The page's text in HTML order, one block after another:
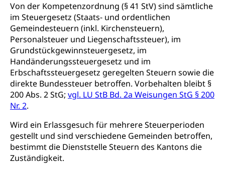
Von der Kompetenzordnung (§ 41 StV) sind sämtliche
im Steuergesetz (Staats- und ordentlichen
Gemeindesteuern (inkl. Kirchensteuern),
Personalsteuer und Liegenschaftssteuer), im
Grundstückgewinnsteuergesetz, im
Handänderungssteuergesetz und im
Erbschaftssteuergesetz geregelten Steuern sowie die
direkte Bundessteuer betroffen. Vorbehalten bleibt §
200 Abs. 2 StG; vgl. LU StB Bd. 2a Weisungen StG § 200
Nr. 2.
Wird ein Erlassgesuch für mehrere Steuerperioden
gestellt und sind verschiedene Gemeinden betroffen,
bestimmt die Dienststelle Steuern des Kantons die
Zuständigkeit.
Suchtprävention
Gesundheitsversorgung
Kranken- und Unfallversicherung
(gruezi.lu.ch)
Krankenversicherung (WAS Luzern)
Existenzsicherung - Sozialhilfe
Soziales und Gesellschaft (Dienststelle)
Opferhilfe
Invalidenversicherung (WAS Luzern)
Soziale Sicherheit
Sucht und Drogen
Drogenabhängigkeit, Drogensucht,
Medikamentenabhängigkeit,
Arzneimittelabhängigkeit, Suchtkrankheit,
Drogenabhängige, Drogensüchtige,
Betäubungsmittel, Suchtmittel, Psychopharmaka
Fachstelle Sucht Region Luzern
Sucht
Gesundheitsversorgung
Gesundheitsversorgung, Spital, Pflegeinitiative,
Gesundheitsversorgung
AHV / IV
Altersrente, Invalidenrente, Witwenrente,